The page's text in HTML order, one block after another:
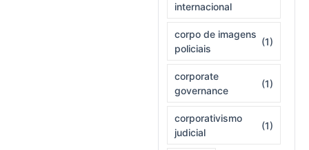
internacional
corpo de imagens
policiais
(1)
corporate
governance
(1)
corporativismo
judicial
(1)